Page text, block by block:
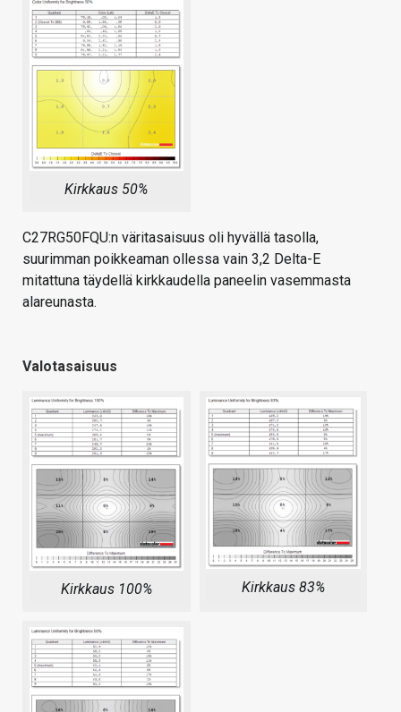
Kirkkaus 50%
C27RG50FQU:n väritasaisuus oli hyvällä tasolla,
suurimman poikkeaman ollessa vain 3,2 Delta-E
mitattuna täydellä kirkkaudella paneelin vasemmasta
alareunasta.
Valotasaisuus
Kirkkaus 100% Kirkkaus 83%